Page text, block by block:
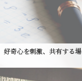
好奇心を刺激、共有する場